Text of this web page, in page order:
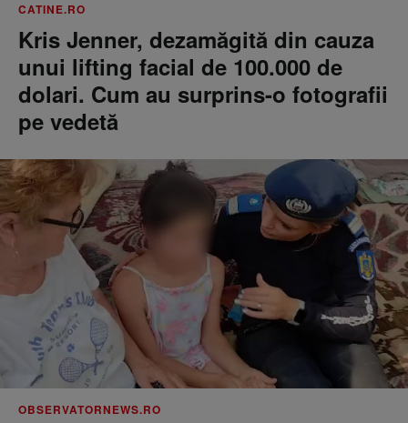
CATINE.RO
Kris Jenner, dezamăgită din cauza
unui lifting facial de 100.000 de
dolari. Cum au surprins-o fotografii
pe vedetă
OBSERVATORNEWS.RO